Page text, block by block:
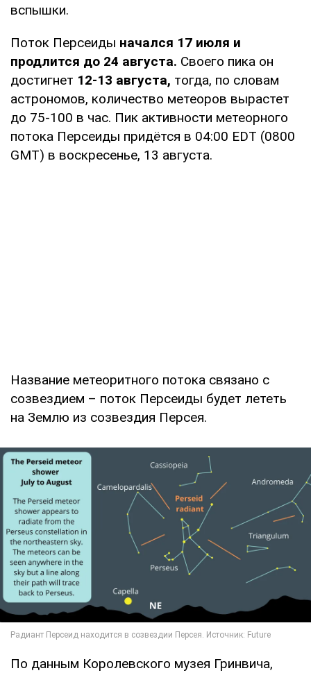
вспышки.
Поток Персеиды начался 17 июля и
продлится до 24 августа. Своего пика он
достигнет 12-13 августа, тогда, по словам
астрономов, количество метеоров вырастет
до 75-100 в час. Пик активности метеорного
потока Персеиды придётся в 04:00 EDT (0800
GMT) в воскресенье, 13 августа.
Название метеоритного потока связано с
созвездием – поток Персеиды будет лететь
на Землю из созвездия Персея.
По данным Королевского музея Гринвича,